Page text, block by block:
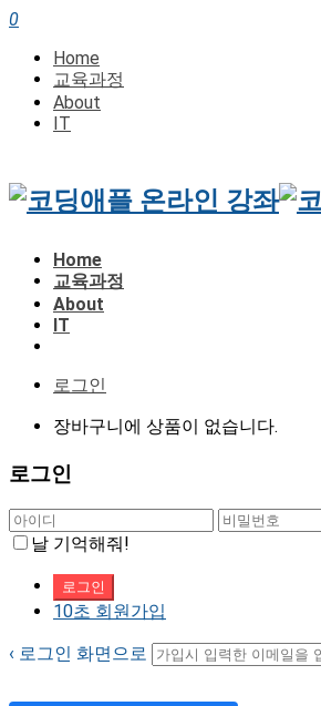
0
Home
교육과정
About
IT
Home
교육과정
About
IT
로그인
장바구니에 상품이 없습니다.
로그인
날 기억해줘!
10초 회원가입
‹ 로그인 화면으로